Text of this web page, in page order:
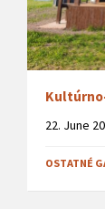
22. June
OSTATNÉ